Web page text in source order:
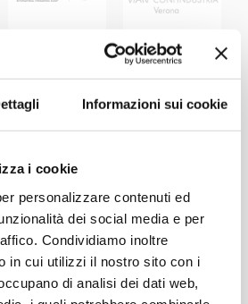
Informazioni sui cookie
i cookie
personalizzare contenuti ed
dei social media e per
Condividiamo inoltre
in cui utilizzi il nostro sito con i
di analisi dei dati web,